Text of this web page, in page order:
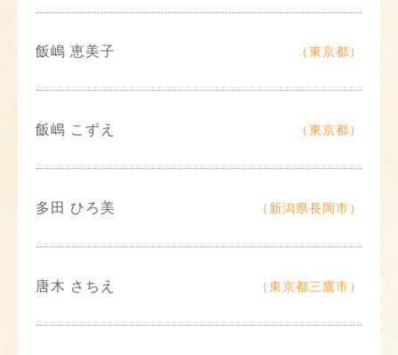
飯嶋 恵美子 （東京都）
飯嶋 こずえ （東京都）
多田 ひろ美 （新潟県長岡市）
唐木 さちえ （東京都三鷹市）